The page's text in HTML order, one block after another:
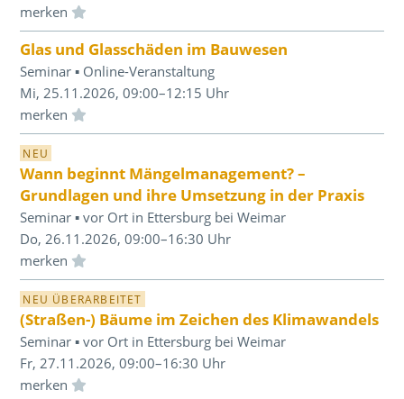
Einloggen und Merkliste benutzen
Glas und Glasschäden im Bauwesen
Seminar ▪ Online-Veranstaltung
Mi, 25.11.2026, 09:00–12:15 Uhr
Einloggen und Merkliste benutzen
NEU
Wann beginnt Mängelmanagement? –
Grundlagen und ihre Umsetzung in der Praxis
Seminar ▪ vor Ort in Ettersburg bei Weimar
Do, 26.11.2026, 09:00–16:30 Uhr
Einloggen und Merkliste benutzen
NEU ÜBERARBEITET
(Straßen-) Bäume im Zeichen des Klimawandels
Seminar ▪ vor Ort in Ettersburg bei Weimar
Fr, 27.11.2026, 09:00–16:30 Uhr
Einloggen und Merkliste benutzen